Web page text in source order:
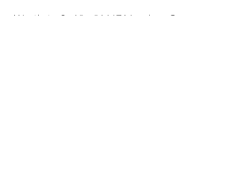
Wörthstraße 18a, 81667 München, Germany